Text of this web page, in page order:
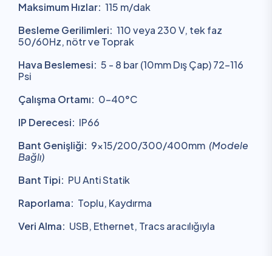
Maksimum Hızlar: 115 m/dak
Besleme Gerilimleri: 110 veya 230 V, tek faz
50/60Hz, nötr ve Toprak
Hava Beslemesi: 5 - 8 bar (10mm Dış Çap) 72-116
Psi
Çalışma Ortamı: 0-40°C
IP Derecesi: IP66
Bant Genişliği: 9x15/200/300/400mm (Modele
Bağlı)
Bant Tipi: PU Anti Statik
Raporlama: Toplu, Kaydırma
Veri Alma: USB, Ethernet, Tracs aracılığıyla